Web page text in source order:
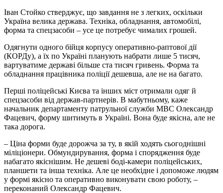
Іван Стойко стверджує, що завдання не з легких, оскільки
Україна велика держава. Техніка, обладнання, автомобілі,
форма та спецзасоби – усе це потребує чималих грошей.
Одягнути одного бійця корпусу оперативно-раптової дії
(КОРДу), а їх по Україні планують набрати лише 5 тисяч,
вартуватиме державі більше ста тисяч гривень. Форма та
обладнання працівника поліції дешевша, але не на багато.
Перші поліцейські Києва та інших міст отримали одяг й
спецзасоби від держав-партнерів. В мабутньому, каже
начальник департаменту патрульної служби МВС Олександр
Фацевич, форму шитимуть в Україні. Вона буде якісна, але не
така дорога.
– Ціна форми буде дорожча за ту, в якій ходять сьогоднішні
міліціонери. Обмундирування, форма і спорядження буде
набагато якіснішим. Не дешеві боді-камери поліцейських,
планшети та інша техніка. Але це необхідне і допоможе людям
у формі якісно та оперативно виконувати свою роботу, –
переконаний Олександр Фацевич.